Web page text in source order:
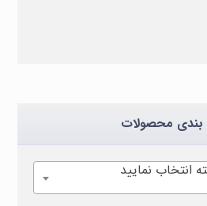
بندی محصولات
انتخاب نمایید